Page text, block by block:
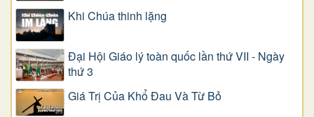
Khi Chúa thinh lặng
Đại Hội Giáo lý toàn quốc lần thứ VII - Ngày
thứ 3
Giá Trị Của Khổ Ðau Và Từ Bỏ